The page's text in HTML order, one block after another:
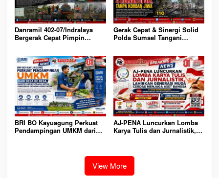
Danramil 402-07/Indralaya
Bergerak Cepat Pimpin
Gerak Cepat & Sinergi Solid
Polda Sumsel Tangani
BRI BO Kayuagung Perkuat
Pendampingan UMKM dari
AJ-PENA Luncurkan Lomba
Karya Tulis dan Jurnalistik,
View More